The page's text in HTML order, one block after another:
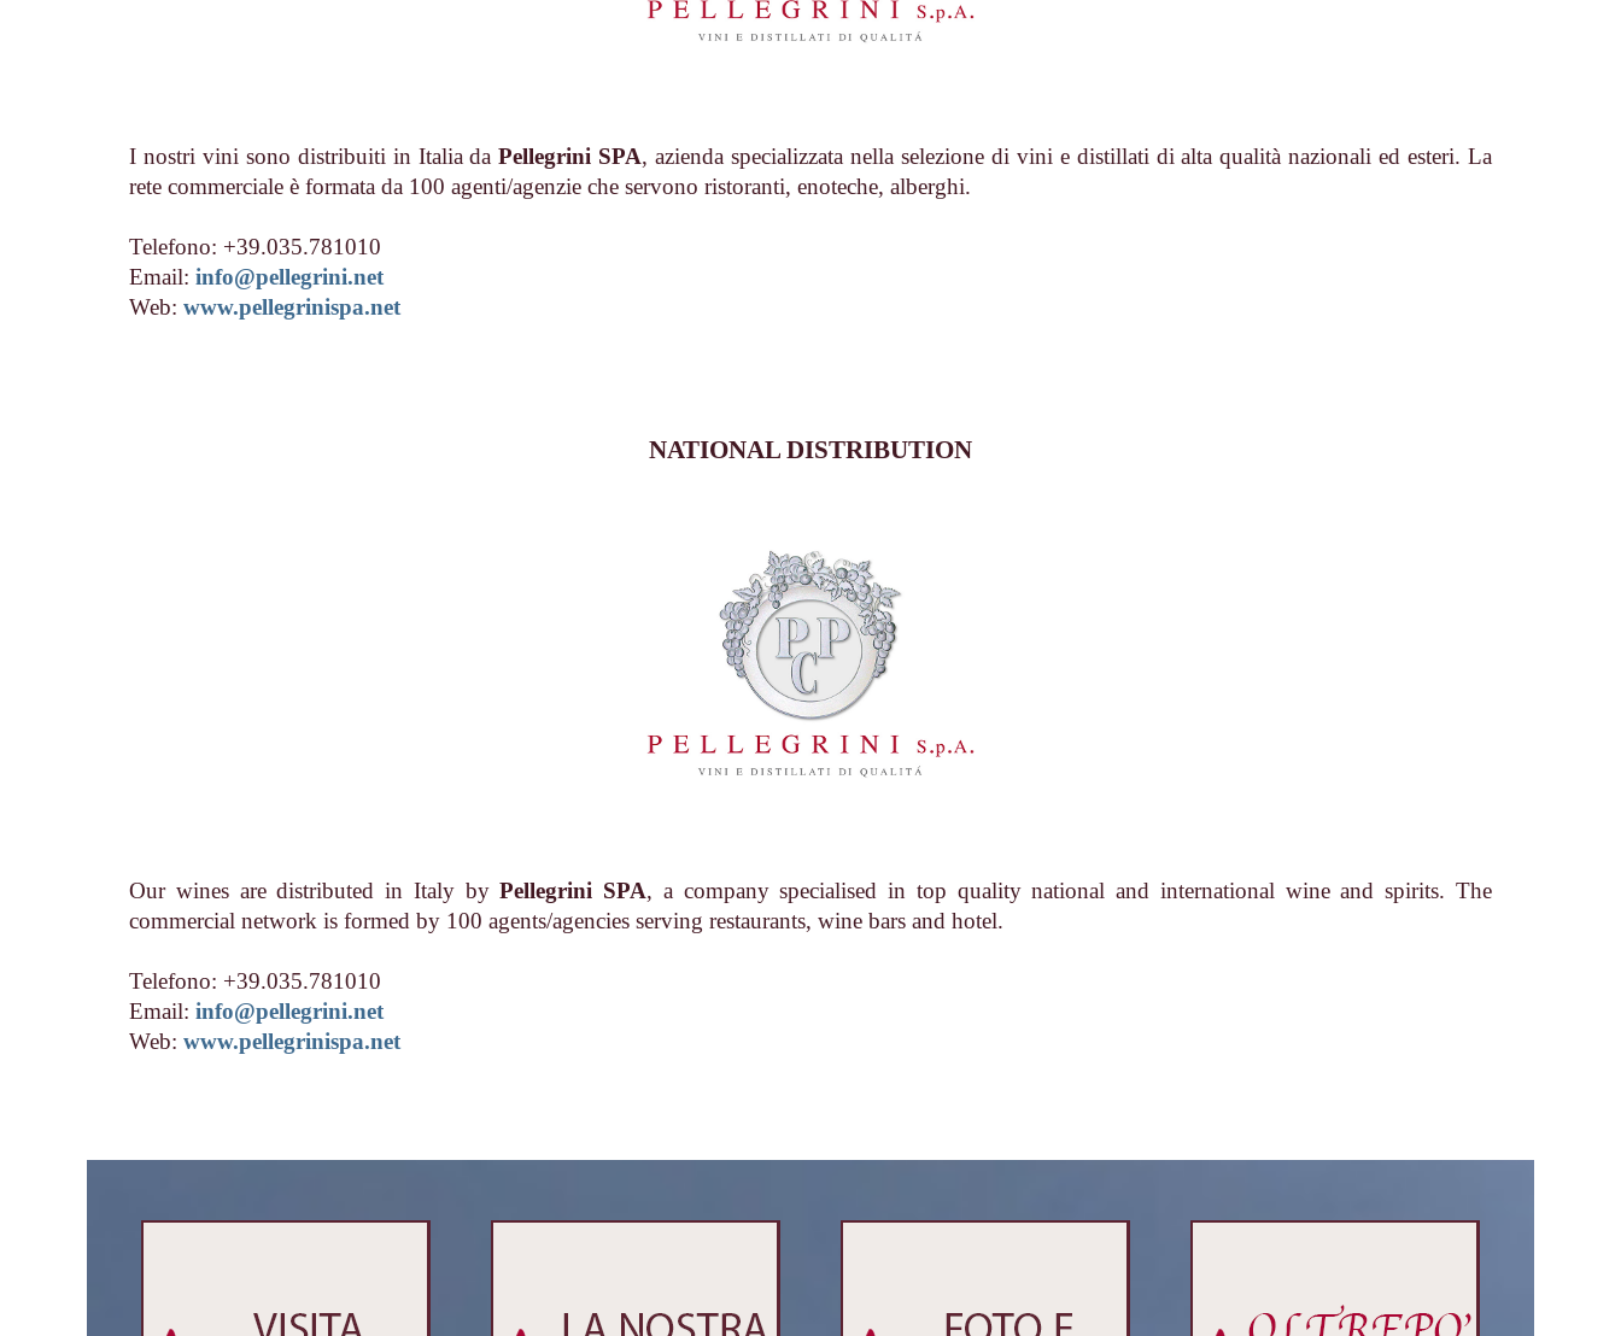
I nostri vini sono distribuiti in Italia daPellegrini SPA, azienda specializzata nella selezione di vini e distillati di alta qualità nazionali ed esteri. La
rete commerciale è formata da 100 agenti/agenzie che servono ristoranti, enoteche, alberghi.
Telefono: +39.035.781010
Email: info@pellegrini.net
Web: www.pellegrinispa.net
NATIONAL DISTRIBUTION
Our wines are distributed in Italy byPellegrini SPA, a company specialised in top quality national and international wine and spirits. The
commercial network is formed by 100 agents/agencies serving restaurants, wine bars and hotel.
Telefono: +39.035.781010
Email: info@pellegrini.net
Web: www.pellegrinispa.net